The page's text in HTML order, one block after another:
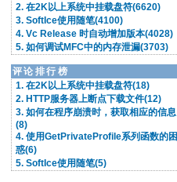
2. 在2K以上系统中挂载盘符(6620)
3. SoftIce使用随笔(4100)
4. Vc Release 时自动增加版本(4028)
5. 如何调试MFC中的内存泄漏(3703)
评论排行榜
1. 在2K以上系统中挂载盘符(18)
2. HTTP服务器上断点下载文件(12)
3. 如何在程序崩溃时，获取相应的信息
(8)
4. 使用GetPrivateProfile系列函数的困
惑(6)
5. SoftIce使用随笔(5)